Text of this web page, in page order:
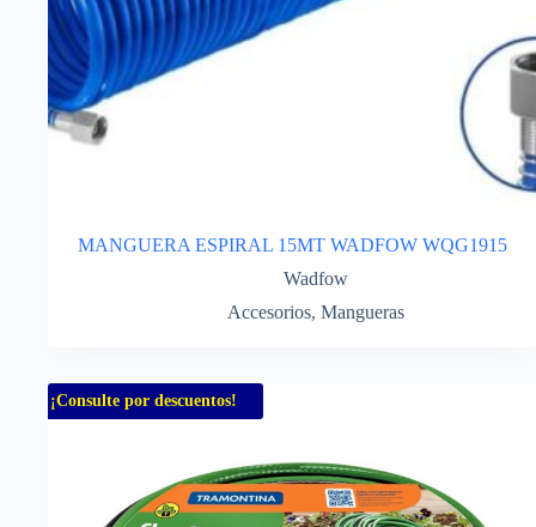
MANGUERA ESPIRAL 15MT WADFOW WQG1915
Wadfow
Accesorios, Mangueras
¡Consulte por descuentos!